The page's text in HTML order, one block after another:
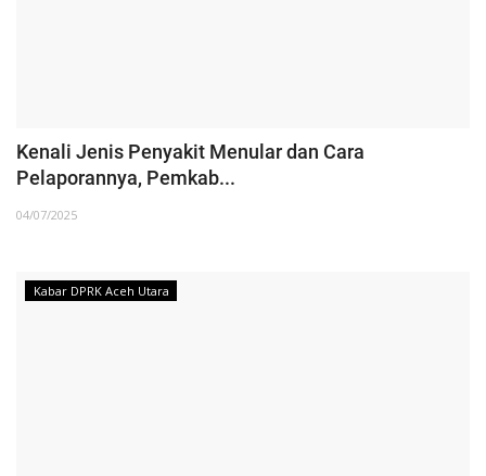
Kenali Jenis Penyakit Menular dan Cara
Pelaporannya, Pemkab...
04/07/2025
Kabar DPRK Aceh Utara